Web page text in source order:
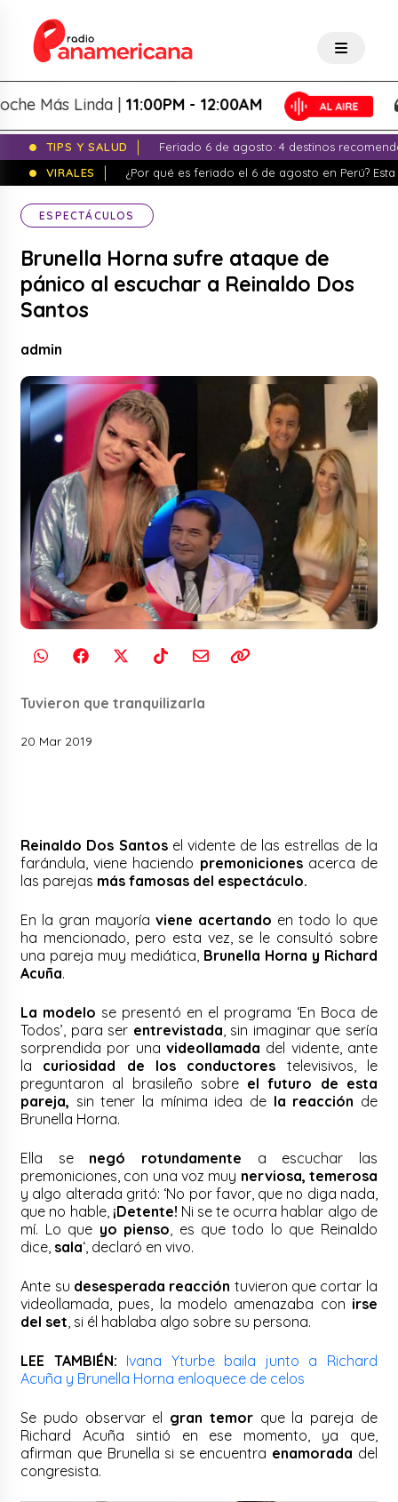
Linda |11:00PM - 12:00AM
TIPS Y SALUD
Feriado 6 de agosto: 4 destinos
VIRALES
¿Por qué es feriado el 6 de agosto en Perú?
ESPECTÁCULOS
Brunella Horna sufre ataque de
pánico al escuchar a Reinaldo Dos
Santos
admin
Tuvieron que tranquilizarla
20 Mar 2019
Reinaldo Dos Santosel vidente de las estrellas de la
farándula, viene haciendo premonicionesacerca de
las parejas más famosas del espectáculo.
En la gran mayoríaviene acertando en todo lo que
ha mencionado, pero esta vez, se le consultó sobre
una pareja muy mediática, Brunella Horna y Richard
Acuña.
La modelo se presentó en el programa ‘En Boca de
Todos’, para ser entrevistada , sin imaginar que sería
sorprendida por una videollamada del vidente, ante
la curiosidad de los conductores televisivos, le
preguntaron al brasileño sobre el futuro de esta
pareja, sin tener la mínima idea dela reacción de
Brunella Horna.
Ella se negó rotundamente a escuchar las
premoniciones, con una voz muy nerviosa, temerosa
y algo alterada gritó: ‘No por favor, que no diga nada,
que no hable, ¡Detente! Ni se te ocurra hablar algo de
mí. Lo que yo pienso , es que todo lo que Reinaldo
dice, sala‘, declaró en vivo.
Ante su desesperada reacción tuvieron que cortar la
videollamada, pues, la modelo amenazaba con irse
del set , si él hablaba algo sobre su persona.
LEE TAMBIÉN: Ivana Yturbe baila junto a Richard
Acuña y Brunella Horna enloquece de celos
Se pudo observar el gran temorque la pareja de
Richard Acuña sintió en ese momento, ya que,
afirman que Brunella si se encuentra enamorada del
congresista.